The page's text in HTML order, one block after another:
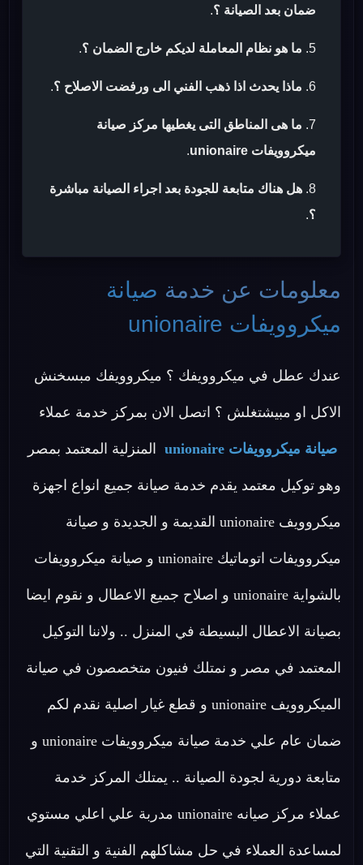
ضمان بعد الصيانة ؟.
ما هو نظام المعاملة لديكم خارج الضمان ؟.
ماذا يحدث اذا ذهب الفني الى ورفضت الاصلاح ؟.
ما هى المناطق التى يغطيها مركز صيانة
ميكروويفات unionaire
.
هل هناك متابعة للجودة بعد اجراء الصيانة مباشرة
؟.
معلومات عن خدمة صيانة
ميكروويفات unionaire
عندك عطل في ميكروويفك ؟ ميكروويفك مبسخنش
الاكل او مبيشتغلش ؟ اتصل الان بمركز خدمة عملاء
صيانة ميكروويفات unionaire المنزلية المعتمد بمصر
وهو توكيل معتمد يقدم خدمة صيانة جميع انواع اجهزة
ميكروويف unionaire القديمة و الجديدة و صيانة
ميكروويفات اتوماتيك unionaire و صيانة ميكروويفات
بالشواية unionaire و اصلاح جميع الاعطال و نقوم ايضا
بصيانة الاعطال البسيطة في المنزل .. ولاننا التوكيل
المعتمد في مصر و نمتلك فنيون متخصصون في صيانة
الميكروويف unionaire و قطع غيار اصلية نقدم لكم
ضمان عام علي خدمة صيانة ميكروويفات unionaire و
متابعة دورية لجودة الصيانة .. يمتلك المركز خدمة
عملاء مركز صيانه unionaire مدربة علي اعلي مستوي
لمساعدة العملاء في حل مشاكلهم الفنية و التقنية التي